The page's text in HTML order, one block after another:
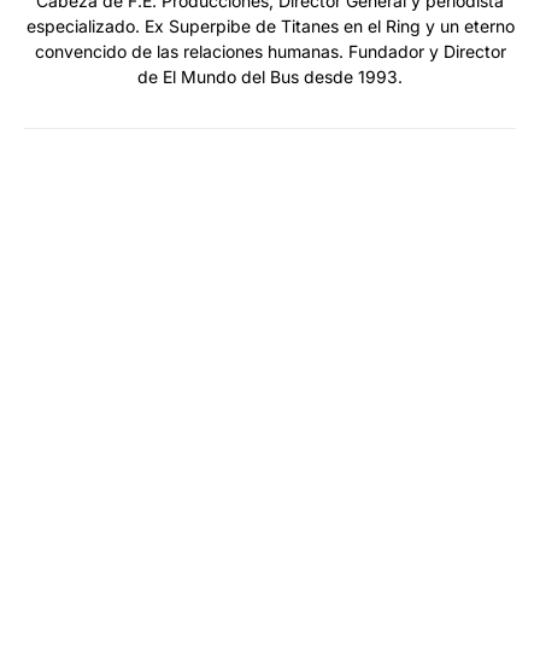
especializado. Ex Superpibe de Titanes en el Ring y un eterno
convencido de las relaciones humanas. Fundador y Director
de El Mundo del Bus desde 1993.